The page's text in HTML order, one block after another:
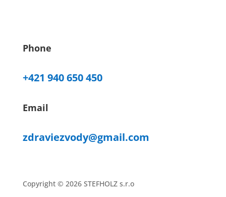
Phone
+421 940 650 450
Email
zdraviezvody@gmail.com
Copyright © 2026 STEFHOLZ s.r.o